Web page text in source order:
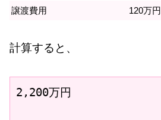
譲渡費用
120万円
計算すると、
2,200万円